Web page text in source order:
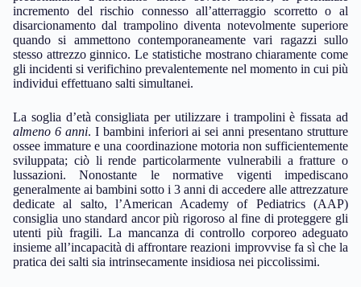
incremento del rischio connesso all’atterraggio scorretto o al
disarcionamento dal trampolino diventa notevolmente superiore
quando si ammettono contemporaneamente vari ragazzi sullo
stesso attrezzo ginnico. Le statistiche mostrano chiaramente come
gli incidenti si verifichino prevalentemente nel momento in cui più
individui effettuano salti simultanei.
La soglia d’età consigliata per utilizzare i trampolini è fissata ad
almeno 6 anni. I bambini inferiori ai sei anni presentano strutture
ossee immature e una coordinazione motoria non sufficientemente
sviluppata; ciò li rende particolarmente vulnerabili a fratture o
lussazioni. Nonostante le normative vigenti impediscano
generalmente ai bambini sotto i 3 anni di accedere alle attrezzature
dedicate al salto, l’American Academy of Pediatrics (AAP)
consiglia uno standard ancor più rigoroso al fine di proteggere gli
utenti più fragili. La mancanza di controllo corporeo adeguato
insieme all’incapacità di affrontare reazioni improvvise fa sì che la
pratica dei salti sia intrinsecamente insidiosa nei piccolissimi.